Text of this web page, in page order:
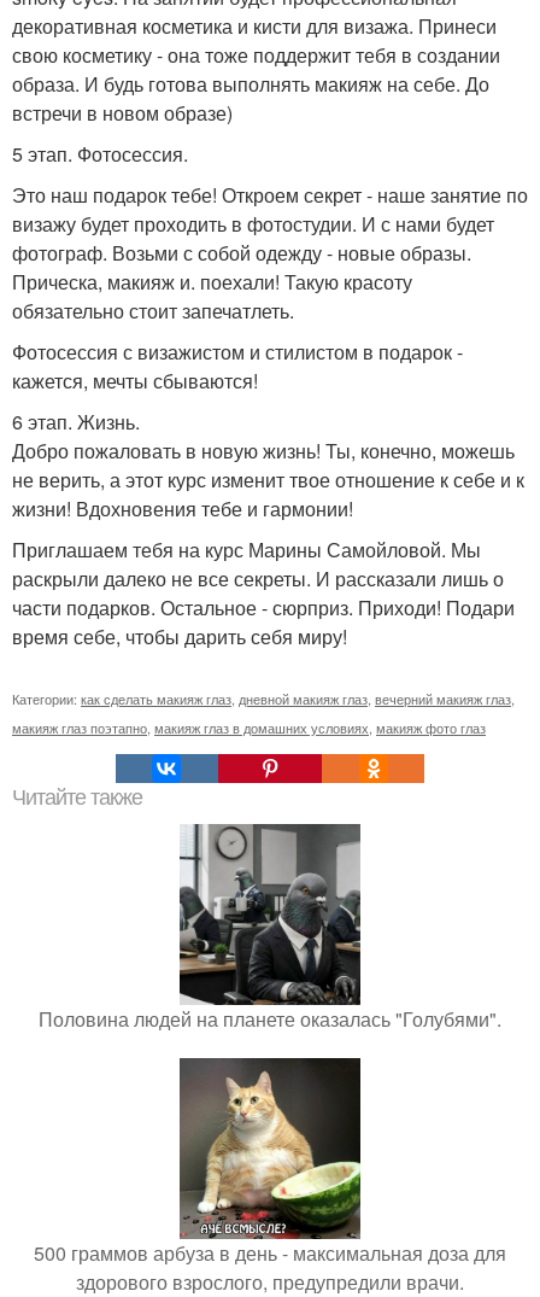
декоративная косметика и кисти для визажа. Принеси
свою косметику - она тоже поддержит тебя в создании
образа. И будь готова выполнять макияж на себе. До
встречи в новом образе)
5 этап. Фотосессия.
Это наш подарок тебе! Откроем секрет - наше занятие по
визажу будет проходить в фотостудии. И с нами будет
фотограф. Возьми с собой одежду - новые образы.
Прическа, макияж и. поехали! Такую красоту
обязательно стоит запечатлеть.
Фотосессия с визажистом и стилистом в подарок -
кажется, мечты сбываются!
6 этап. Жизнь.
Добро пожаловать в новую жизнь! Ты, конечно, можешь
не верить, а этот курс изменит твое отношение к себе и к
жизни! Вдохновения тебе и гармонии!
Приглашаем тебя на курс Марины Самойловой. Мы
раскрыли далеко не все секреты. И рассказали лишь о
части подарков. Остальное - сюрприз. Приходи! Подари
время себе, чтобы дарить себя миру!
Категории: как сделать макияж глаз дневной макияж глаз вечерний макияж глаз
макияж глаз поэтапно макияж глаз в домашних условиях макияж фото глаз
Читайте также
Половина людей на планете оказалась "Голубями".
500 граммов арбуза в день - максимальная доза для
здорового взрослого, предупредили врачи.